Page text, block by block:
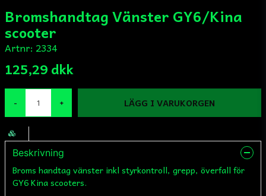
Bromshandtag Vänster GY6/Kina
scooter
Artnr: 2334
125,29 dkk
- + LÄGG I VARUKORGEN
Beskrivning
Broms handtag vänster inkl styrkontroll, grepp, överfall för
GY6 Kina scooters.